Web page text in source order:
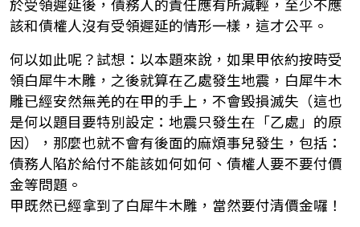
於受領遲延後，債務人的責任應有所減輕，至少不應
該和債權人沒有受領遲延的情形一樣，這才公平。
何以如此呢？試想：以本題來說，如果甲依約按時受
領白犀牛木雕，之後就算在乙處發生地震，白犀牛木
雕已經安然無羌的在甲的手上，不會毀損滅失（這也
是何以題目要特別設定：地震只發生在「乙處」的原
因），那麼也就不會有後面的麻煩事兒發生，包括：
債務人陷於給付不能該如何如何、債權人要不要付價
金等問題。
甲既然已經拿到了白犀牛木雕，當然要付清價金囉！